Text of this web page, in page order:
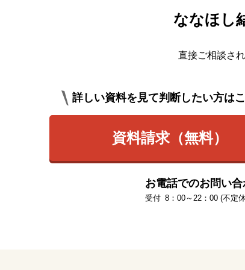
ななほし
直接ご相談さ
詳しい資料を見て判断したい方は
資料請求（無料）
お電話でのお問い
8：00～22：00 (不定